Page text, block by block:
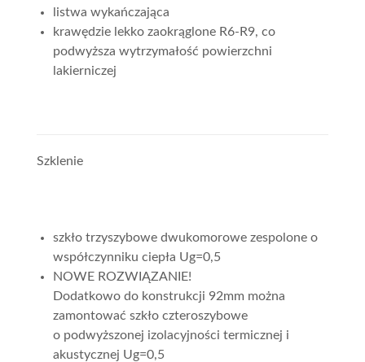
listwa wykańczająca
krawędzie lekko zaokrąglone R6-R9, co
podwyższa wytrzymałość powierzchni
lakierniczej
Szklenie
szkło trzyszybowe dwukomorowe zespolone o
współczynniku ciepła Ug=0,5
NOWE ROZWIĄZANIE!
Dodatkowo do konstrukcji 92mm można
zamontować szkło czteroszybowe
o podwyższonej izolacyjności termicznej i
akustycznej Ug=0,5